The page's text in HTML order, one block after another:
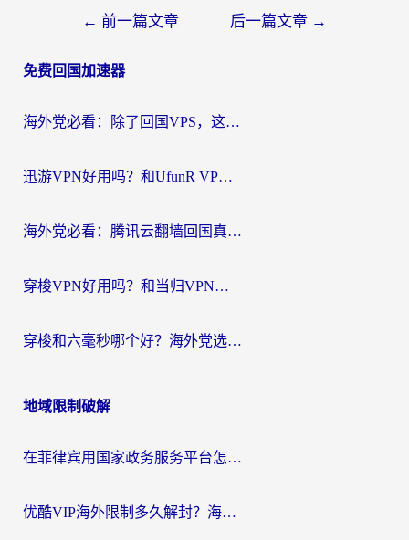
导
← 前一篇文章 后一篇文章 →
免费回国加速器
海外党必看：除了回国VPS，这样选加速器也能无缝刷国内资源？
迅游VPN好用吗？和UfunR VPN对比哪个回国效果更好？海外党亲测避坑指南
海外党必看：腾讯云翻墙回国真的好用吗？+ 3步选对回国加速器指南
穿梭VPN好用吗？和当归VPN对比哪个回国效果更好？海外党亲测实用指南
穿梭和六毫秒哪个好？海外党选回国加速器的避坑指南，附番茄加速器实测
地域限制破解
在菲律宾用国家政务服务平台怎么把定位修改到中国国内？3步解决+海外看剧听歌全攻略
优酷VIP海外限制多久解封？海外党必看的跨区难题一站式解决指南